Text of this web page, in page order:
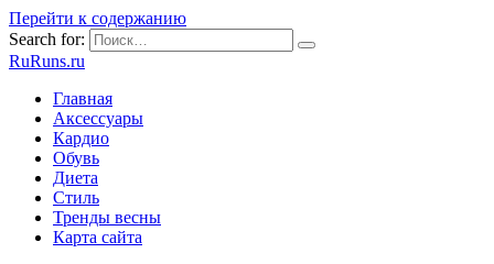
Перейти к содержанию
Search for:
RuRuns.ru
Главная
Аксессуары
Кардио
Обувь
Диета
Стиль
Тренды весны
Карта сайта